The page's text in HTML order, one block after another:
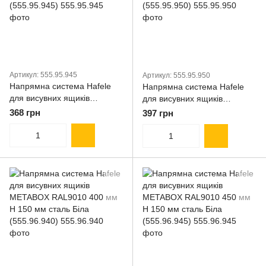
Артикул: 555.95.945
Напрямна система Hafele
для висувних ящиків
METABOX RAL9010 450 мм
Н 118 мм сталь Біла
(555.95.945)
368 грн
Артикул: 555.95.950
Напрямна система Hafele
для висувних ящиків
METABOX RAL9010 500 мм
Н 118 мм сталь Біла
(555.95.950)
397 грн